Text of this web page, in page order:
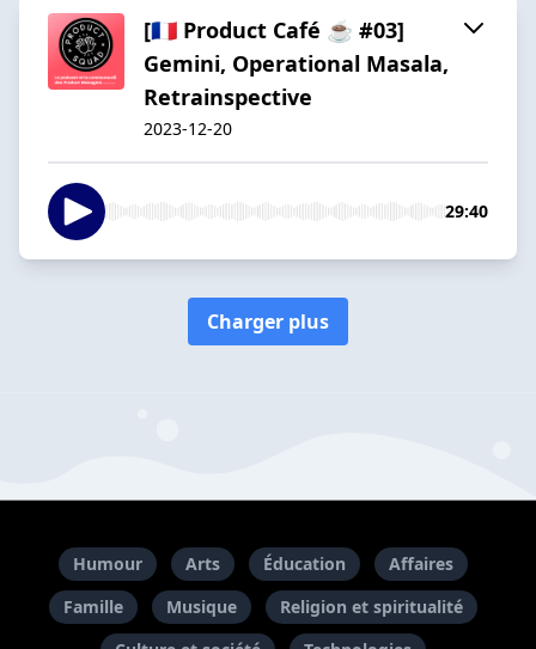
[🇫🇷 Product Café ☕️ #03]
Gemini, Operational Masala,
Retrainspective
2023-12-20
29:40
Charger plus
Humour Arts Éducation
Affaires
Famille
Musique
Religion et spiritualité